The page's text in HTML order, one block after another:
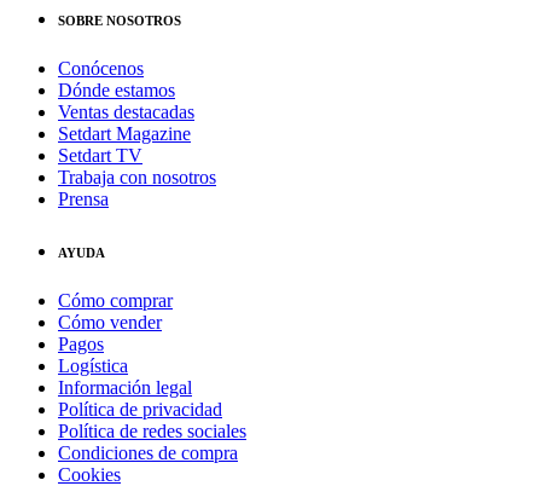
SOBRE NOSOTROS
Conócenos
Dónde estamos
Ventas destacadas
Setdart Magazine
Setdart TV
Trabaja con nosotros
Prensa
AYUDA
Cómo comprar
Cómo vender
Pagos
Logística
Información legal
Política de privacidad
Política de redes sociales
Condiciones de compra
Cookies